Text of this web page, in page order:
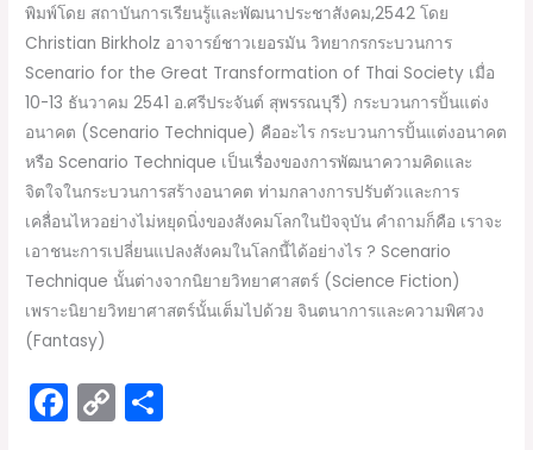
พิมพ์โดย สถาบันการเรียนรู้และพัฒนาประชาสังคม,2542 โดย
Christian Birkholz อาจารย์ชาวเยอรมัน วิทยากรกระบวนการ
Scenario for the Great Transformation of Thai Society เมื่อ
10-13 ธันวาคม 2541 อ.ศรีประจันต์ สุพรรณบุรี) กระบวนการปั้นแต่ง
อนาคต (Scenario Technique) คืออะไร กระบวนการปั้นแต่งอนาคต
หรือ Scenario Technique เป็นเรื่องของการพัฒนาความคิดและ
จิตใจในกระบวนการสร้างอนาคต ท่ามกลางการปรับตัวและการ
เคลื่อนไหวอย่างไม่หยุดนิ่งของสังคมโลกในปัจจุบัน คำถามก็คือ เราจะ
เอาชนะการเปลี่ยนแปลงสังคมในโลกนี้ได้อย่างไร ? Scenario
Technique นั้นต่างจากนิยายวิทยาศาสตร์ (Science Fiction)
เพราะนิยายวิทยาศาสตร์นั้นเต็มไปด้วย จินตนาการและความพิศวง
(Fantasy)
F C